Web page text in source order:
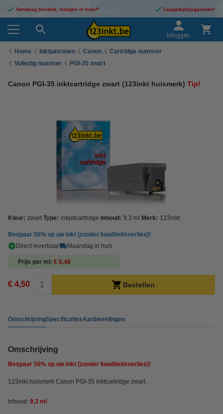
Vandaag besteld, morgen in huis!* Laagsteprijsgarantie!
Inloggen
Home Inktpatronen Canon
Cartridge nummer
Volledig nummer
PGI-35 zwart
Canon PGI-35 inktcartridge zwart (123inkt huismerk) Tip!
Kleur: zwart Type: inkjetcartridge Inhoud: 9,3 ml Merk: 123inkt
Bespaar 50% op uw inkt (zonder kwaliteitsverlies)!
Direct leverbaar
Maandag in huis
Prijs per ml € 0,48
€ 4,50 Bestellen
OmschrijvingSpecificatiesAanbevelingen
Omschrijving
Bespaar 50% op uw inkt (zonder kwaliteitsverlies)!
123inkt huismerk Canon PGI-35 inktcartridge zwart.
Inhoud: 9,3 ml